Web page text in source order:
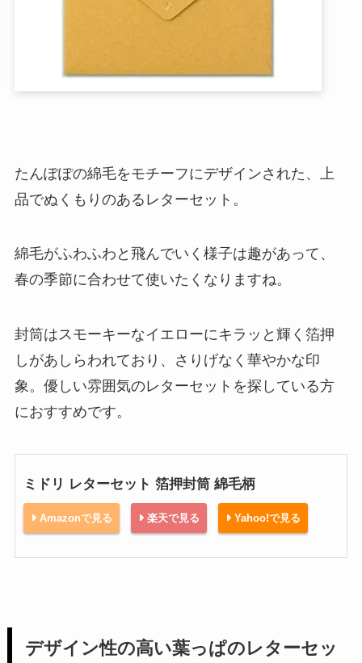
たんぽぽの綿毛をモチーフにデザインされた、上
品でぬくもりのあるレターセット。
綿毛がふわふわと飛んでいく様子は趣があって、
春の季節に合わせて使いたくなりますね。
封筒はスモーキーなイエローにキラッと輝く箔押
しがあしらわれており、さりげなく華やかな印
象。優しい雰囲気のレターセットを探している方
におすすめです。
ミドリ レターセット 箔押封筒 綿毛柄
Amazonで見る 楽天で見る Yahoo!で見る
デザイン性の高い葉っぱのレターセッ